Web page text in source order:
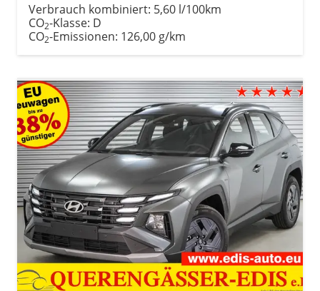
Verbrauch kombiniert: 5,60 l/100km
CO2-Klasse: D
CO2-Emissionen: 126,00 g/km